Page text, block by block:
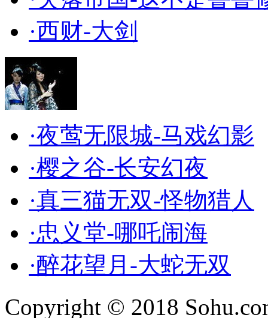
·西财-大剑
·夜莺无限城-马戏幻影
·樱之谷-长安幻夜
·真三猫无双-怪物猎人
·忠义堂-哪吒闹海
·醉花望月-大蛇无双
Copyright © 2018